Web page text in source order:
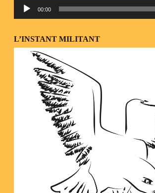
00:00
L’INSTANT MILITANT